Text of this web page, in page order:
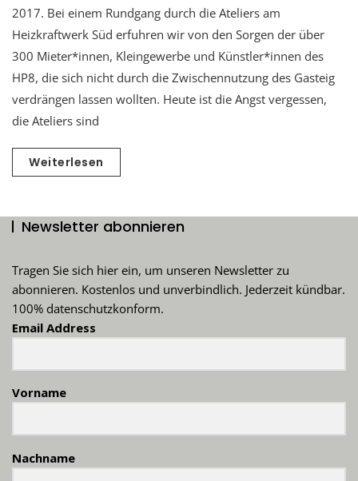
2017. Bei einem Rundgang durch die Ateliers am
Heizkraftwerk Süd erfuhren wir von den Sorgen der über
300 Mieter*innen, Kleingewerbe und Künstler*innen des
HP8, die sich nicht durch die Zwischennutzung des Gasteig
verdrängen lassen wollten. Heute ist die Angst vergessen,
die Ateliers sind
Weiterlesen
Newsletter abonnieren
Tragen Sie sich hier ein, um unseren Newsletter zu
abonnieren. Kostenlos und unverbindlich. Jederzeit kündbar.
100% datenschutzkonform.
Email Address
Vorname
Nachname